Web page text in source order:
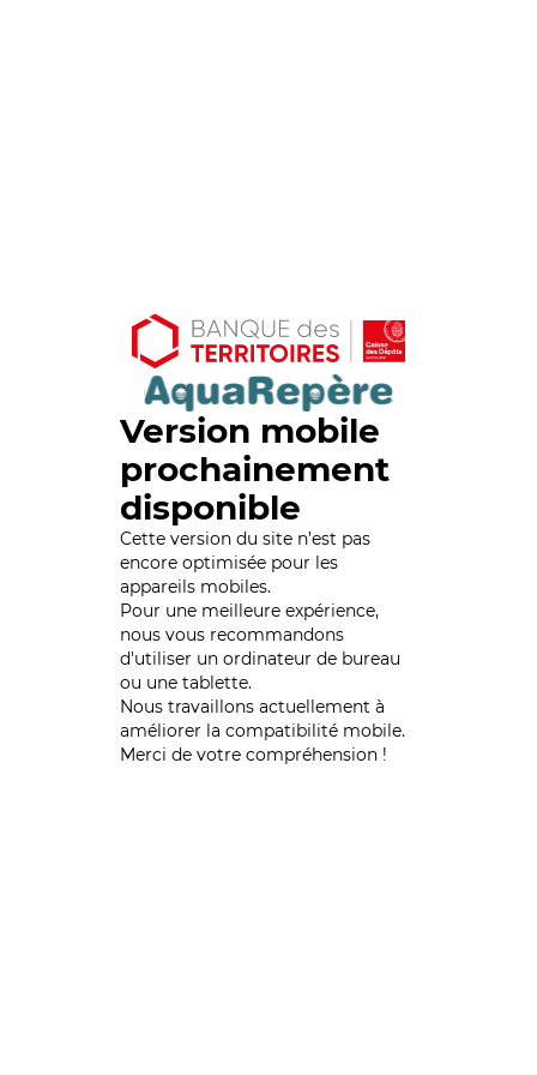
Version mobile
prochainement
disponible
Cette version du site n’est pas
encore optimisée pour les
appareils mobiles.
Pour une meilleure expérience,
nous vous recommandons
d'utiliser un ordinateur de bureau
ou une tablette.
Nous travaillons actuellement à
améliorer la compatibilité mobile.
Merci de votre compréhension !